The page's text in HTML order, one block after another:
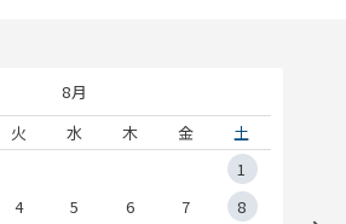
8月
火 水 木 金
土
1
4 5 6 7
8